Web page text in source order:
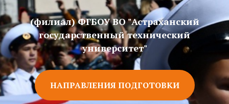
(филиал) ФГБОУ ВО "Астраханский
государственный технический
университет"
НАПРАВЛЕНИЯ ПОДГОТОВКИ